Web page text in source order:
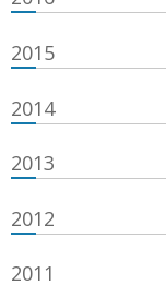
2015
2014
2013
2012
2011